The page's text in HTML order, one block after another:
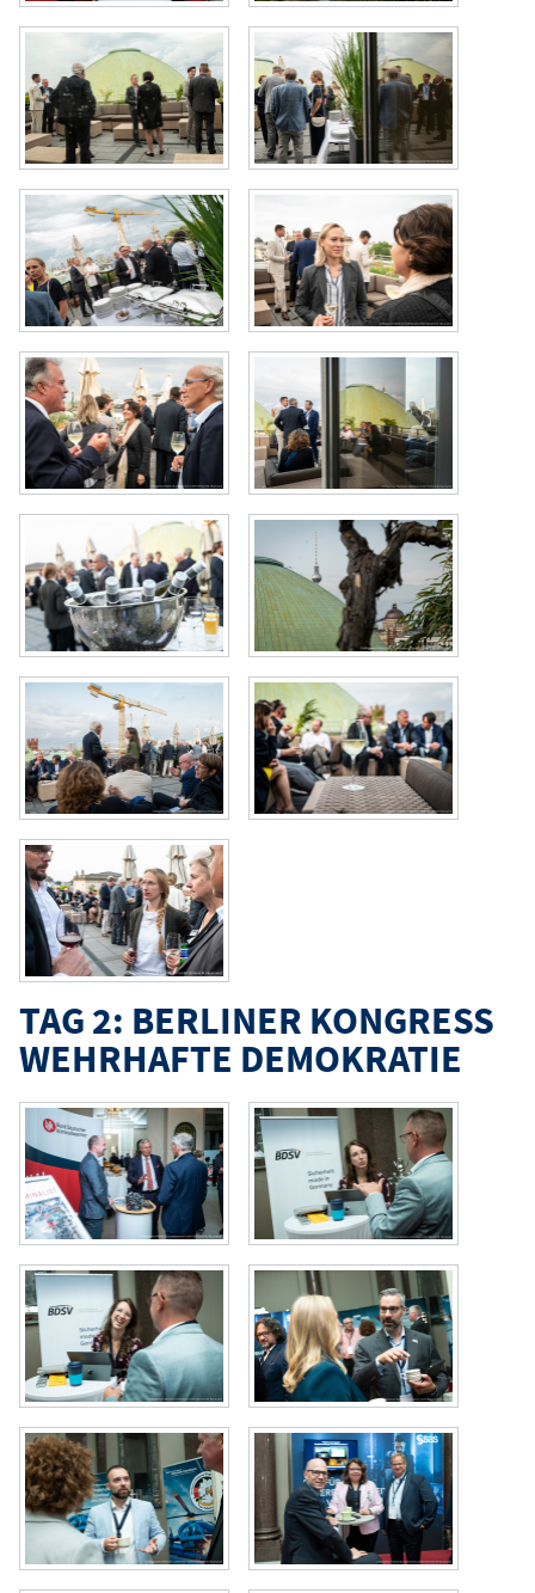
TAG 2: BERLINER KONGRESS
WEHRHAFTE DEMOKRATIE